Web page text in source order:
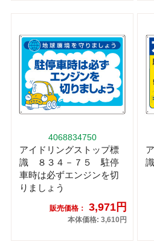
4068834750
アイドリングストップ標
識 ８３４－７５ 駐停
車時は必ずエンジンを切
りましょう
販売価格： 3,971円
本体価格: 3,610円